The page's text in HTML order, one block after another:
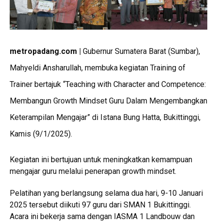
metropadang.com |
Gubernur Sumatera Barat (Sumbar),
Mahyeldi Ansharullah, membuka kegiatan Training of
Trainer bertajuk “Teaching with Character and Competence:
Membangun Growth Mindset Guru Dalam Mengembangkan
Keterampilan Mengajar” di Istana Bung Hatta, Bukittinggi,
Kamis (9/1/2025).
Kegiatan ini bertujuan untuk meningkatkan kemampuan
mengajar guru melalui penerapan growth mindset.
Pelatihan yang berlangsung selama dua hari, 9-10 Januari
2025 tersebut diikuti 97 guru dari SMAN 1 Bukittinggi.
Acara ini bekerja sama dengan IASMA 1 Landbouw dan